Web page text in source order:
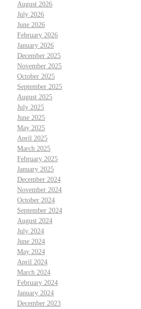
August 2026
July 2026
June 2026
February 2026
January 2026
December 2025
November 2025
October 2025
September 2025
August 2025
July 2025
June 2025
May 2025
April 2025
March 2025
February 2025
January 2025
December 2024
November 2024
October 2024
September 2024
August 2024
July 2024
June 2024
May 2024
April 2024
March 2024
February 2024
January 2024
December 2023